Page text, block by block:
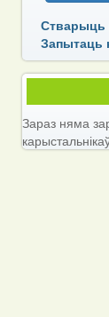
Стварыць
Запытаць
Зараз няма